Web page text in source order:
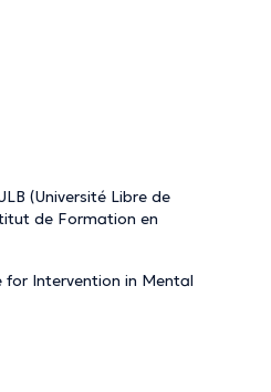
(Université Libre de
de Formation en
for Intervention in Mental